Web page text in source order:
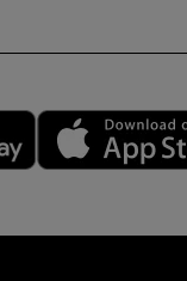
Play market